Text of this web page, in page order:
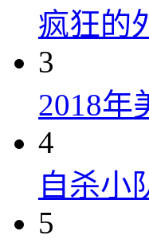
疯狂的
3
2018年
4
自杀小
5